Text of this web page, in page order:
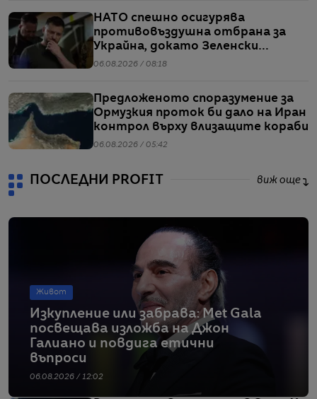
НАТО спешно осигурява
противовъздушна отбрана за
Украйна, докато Зеленски
предупреждава за рязък ръст в
06.08.2026 / 08:18
Предложеното споразумение за
Ормузкия проток би дало на Иран
контрол върху влизащите кораби
06.08.2026 / 05:42
ПОСЛЕДНИ PROFIT виж още
Живот
Изкупление или забрава: Met Gala
посвещава изложба на Джон
Галиано и повдига етични
въпроси
06.08.2026 / 12:02